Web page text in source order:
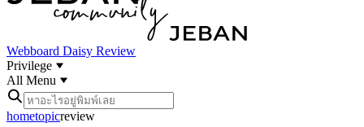
Webboard Daisy Review
Privilege
All Menu
hometopicreview